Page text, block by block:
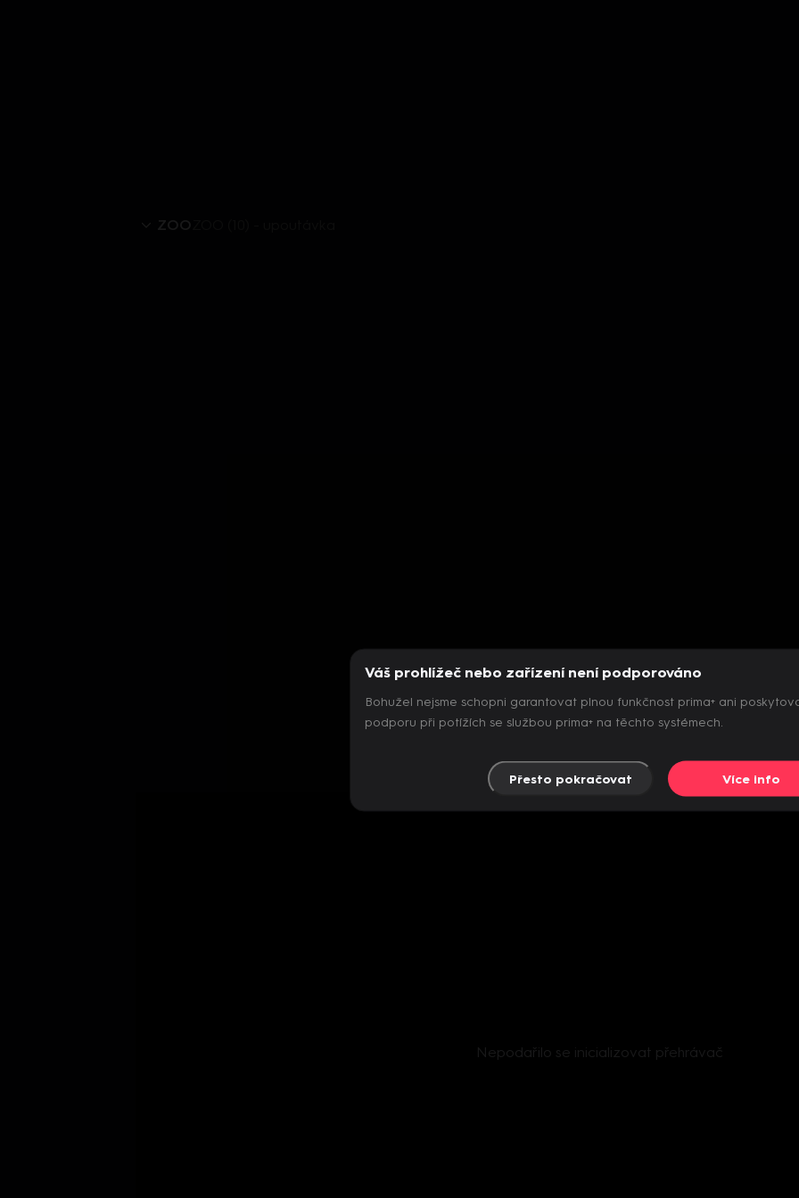
Nepodařilo se inicializovat přehrávač
Váš prohlížeč nebo zařízení není podporováno
Bohužel nejsme schopni garantovat plnou funkčnost prima+ ani
podporu při potížích se službou prima+ na těchto systémech.
Přesto pokračovat Více info